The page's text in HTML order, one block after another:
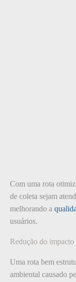
Com uma rota
de coleta sejam
melhorando a
usuários.
Redução do impacto
Uma rota bem
ambiental causado